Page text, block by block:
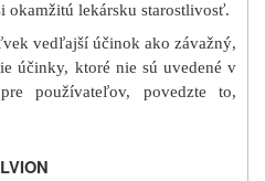
okamžitú lekársku starostlivosť.
vedľajší účinok ako závažný,
účinky, ktoré nie sú uvedené v
používateľov, povedzte to,